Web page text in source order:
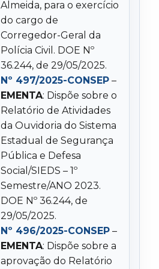
Almeida, para o exercício
do cargo de
Corregedor-Geral da
Polícia Civil. DOE Nº
36.244, de 29/05/2025.
Nº 497/2025-CONSEP –
EMENTA: Dispõe sobre o
Relatório de Atividades
da Ouvidoria do Sistema
Estadual de Segurança
Pública e Defesa
Social/SIEDS – 1º
Semestre/ANO 2023.
DOE Nº 36.244, de
29/05/2025.
Nº 496/2025-CONSEP –
EMENTA: Dispõe sobre a
aprovação do Relatório